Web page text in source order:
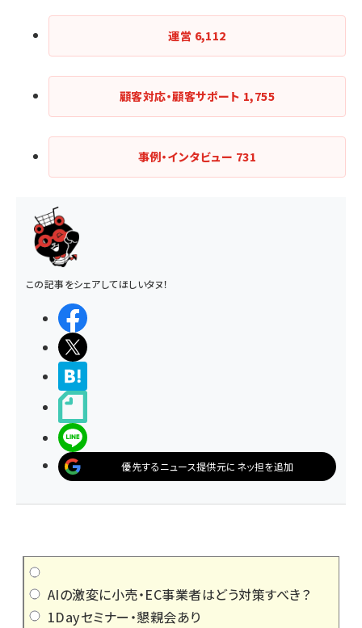
運営 6,112
顧客対応・顧客サポート 1,755
事例・インタビュー 731
この記事をシェアしてほしいタヌ！
優先するニュース提供元にネッ担を追加
AIの激変に小売・EC事業者はどう対策すべき？
1Dayセミナー・懇親会あり